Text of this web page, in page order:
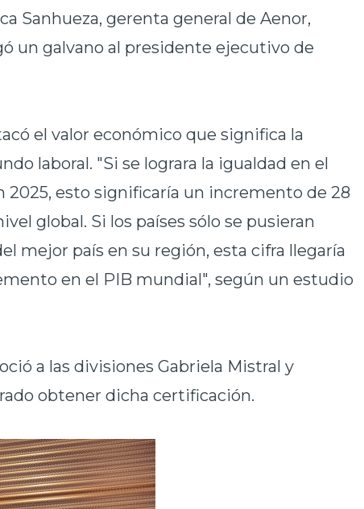
Sanhueza, gerenta general de Aenor,
un galvano al presidente ejecutivo de
el valor económico que significa la
laboral. "Si se lograra la igualdad en el
2025, esto significaría un incremento de 28
global. Si los países sólo se pusieran
mejor país en su región, esta cifra llegaría
en el PIB mundial", según un estudio
a las divisiones Gabriela Mistral y
obtener dicha certificación.